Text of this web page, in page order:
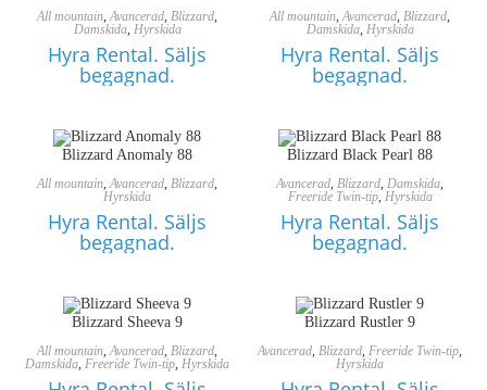
All mountain Avancerad Blizzard
Damskida, Hyrskida
Hyra Rental. Säljs
begagnad.
All mountain Avancerad Blizzard
Damskida, Hyrskida
Hyra Rental. Säljs
begagnad.
Blizzard Anomaly 88
All mountain Avancerad Blizzard
Hyrskida
Hyra Rental. Säljs
begagnad.
Blizzard Black Pearl 88
Avancerad Blizzard Damskida
Freeride Twin-tip, Hyrskida
Hyra Rental. Säljs
begagnad.
Blizzard Sheeva 9
All mountain Avancerad Blizzard
Damskida Freeride Twin-tip Hyrskida
Blizzard Rustler 9
Avancerad Blizzard Freeride Twin-tip
Hyrskida